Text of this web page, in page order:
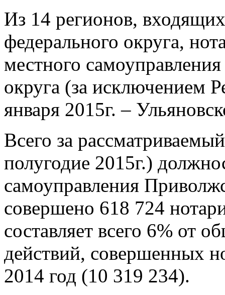
Из 14 регионов,
федерального округа,
местного
округа (за исключением
января 2015г. –
Всего за
полугодие 2015г.)
самоуправления
совершено 618 724
составляет всего 6% от
действий, совершенных
2014 год (10 319 234).